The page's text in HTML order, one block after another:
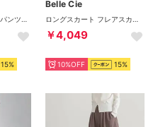
15%
Belle Cie
￥4,049
10%OFF 15%